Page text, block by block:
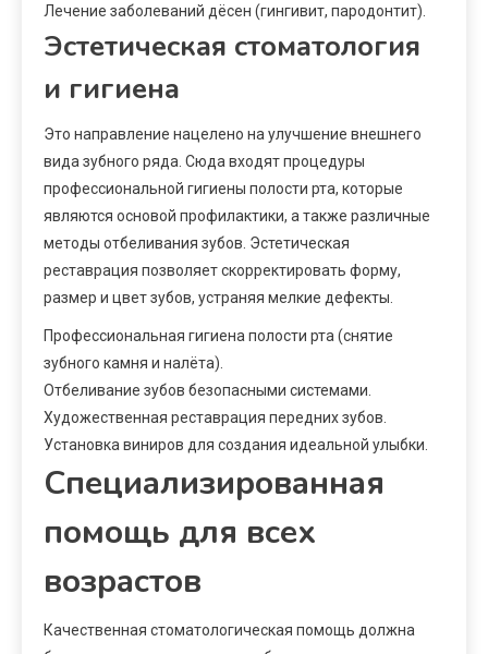
Лечение заболеваний дёсен (гингивит, пародонтит).
Эстетическая стоматология
и гигиена
Это направление нацелено на улучшение внешнего
вида зубного ряда. Сюда входят процедуры
профессиональной гигиены полости рта, которые
являются основой профилактики, а также различные
методы отбеливания зубов. Эстетическая
реставрация позволяет скорректировать форму,
размер и цвет зубов, устраняя мелкие дефекты.
Профессиональная гигиена полости рта (снятие
зубного камня и налёта).
Отбеливание зубов безопасными системами.
Художественная реставрация передних зубов.
Установка виниров для создания идеальной улыбки.
Специализированная
помощь для всех
возрастов
Качественная стоматологическая помощь должна